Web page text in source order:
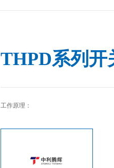
THPD系列开
工作原理：